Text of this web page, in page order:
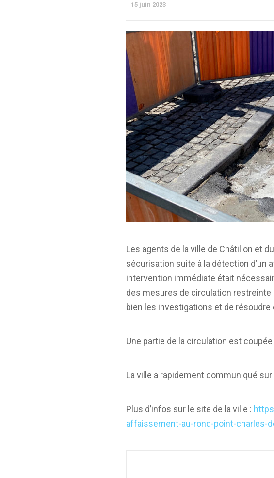
15 juin 2023
Les agents de la ville de Châtillon et
sécurisation suite à la détection d’un
intervention immédiate était
des mesures de circulation
bien les investigations et de résoudre
Une partie de la circulation est
La ville a rapidement communiqué
Plus d’infos sur le site de la ville :
affaissement-au-rond-point-charles-